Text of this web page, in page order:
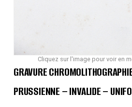
Cliquez sur l'image pour voir en
GRAVURE
PRUSSIENNE – INVALIDE –